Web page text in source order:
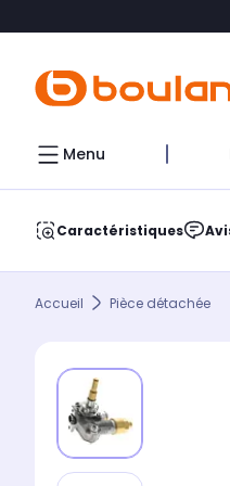
Menu
Caractéristiques
Accueil Pièce détachée